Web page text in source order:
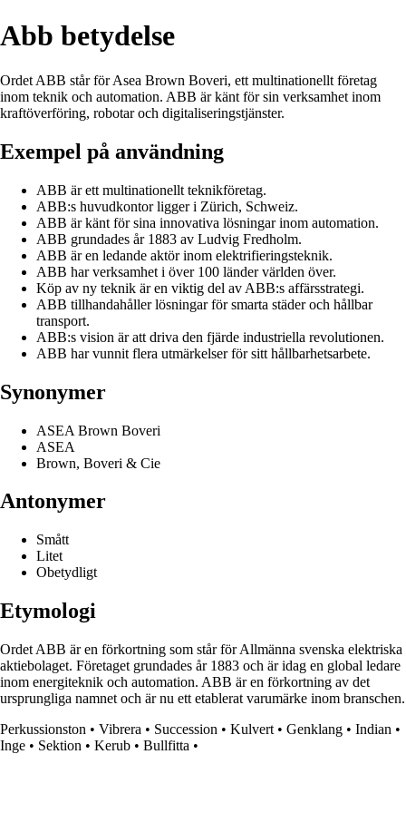
Abb betydelse
Ordet ABB står för Asea Brown Boveri, ett multinationellt företag
inom teknik och automation. ABB är känt för sin verksamhet inom
kraftöverföring, robotar och digitaliseringstjänster.
Exempel på användning
ABB är ett multinationellt teknikföretag.
ABB:s huvudkontor ligger i Zürich, Schweiz.
ABB är känt för sina innovativa lösningar inom automation.
ABB grundades år 1883 av Ludvig Fredholm.
ABB är en ledande aktör inom elektrifieringsteknik.
ABB har verksamhet i över 100 länder världen över.
Köp av ny teknik är en viktig del av ABB:s affärsstrategi.
ABB tillhandahåller lösningar för smarta städer och hållbar
transport.
ABB:s vision är att driva den fjärde industriella revolutionen.
ABB har vunnit flera utmärkelser för sitt hållbarhetsarbete.
Synonymer
ASEA Brown Boveri
ASEA
Brown, Boveri & Cie
Antonymer
Smått
Litet
Obetydligt
Etymologi
Ordet ABB är en förkortning som står för Allmänna svenska elektriska
aktiebolaget. Företaget grundades år 1883 och är idag en global ledare
inom energiteknik och automation. ABB är en förkortning av det
ursprungliga namnet och är nu ett etablerat varumärke inom branschen.
Perkussionston • Vibrera • Succession • Kulvert • Genklang • Indian •
Inge • Sektion • Kerub • Bullfitta •